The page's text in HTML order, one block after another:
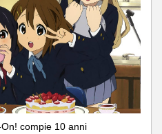
compie 10 anni